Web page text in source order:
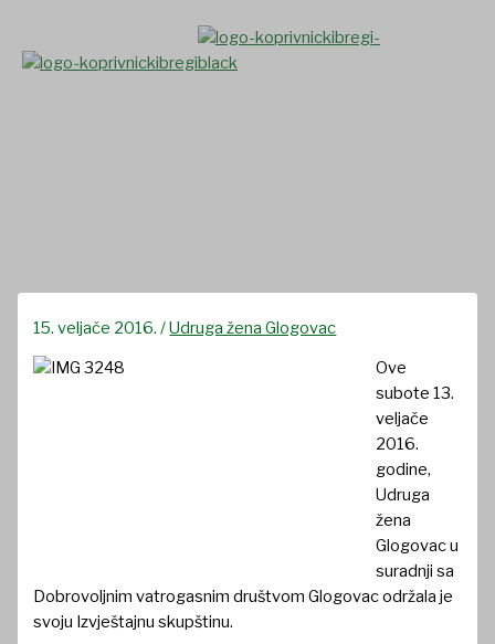
content
15. veljače 2016./Udruga žena Glogovac
Ove
subote 13.
veljače
2016.
godine,
Udruga
žena
Glogovac u
suradnji sa
Dobrovoljnim vatrogasnim društvom Glogovac održala je
svoju Izvještajnu skupštinu.